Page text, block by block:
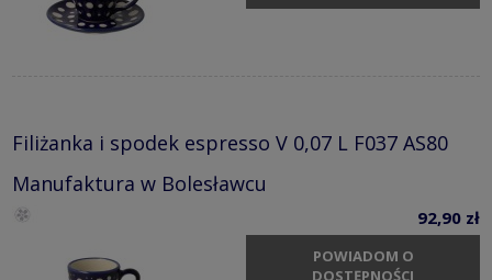
Filiżanka i spodek espresso V 0,07 L F037 AS80
Manufaktura w Bolesławcu
92,90 zł
POWIADOM O
DOSTĘPNOŚCI